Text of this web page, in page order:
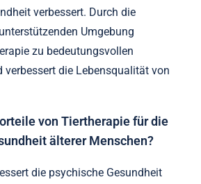
verbessert. Durch die
Umgebung
zu bedeutungsvollen
verbessert die Lebensqualität von
von Tiertherapie für die
älterer Menschen?
die psychische Gesundheit